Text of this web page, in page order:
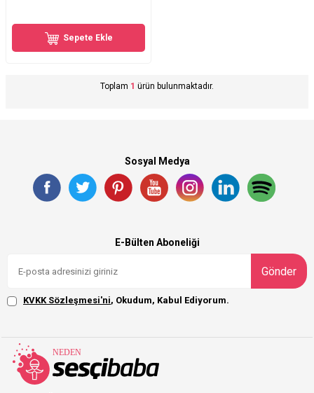
Sepete Ekle
Toplam 1 ürün bulunmaktadır.
Sosyal Medya
E-Bülten Aboneliği
Gönder
KVKK Sözleşmesi'ni, Okudum, Kabul Ediyorum.